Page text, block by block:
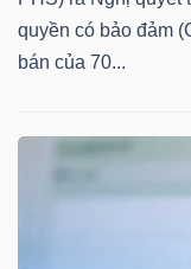
quyền có bảo đảm
bán của 70...
CHÍNH